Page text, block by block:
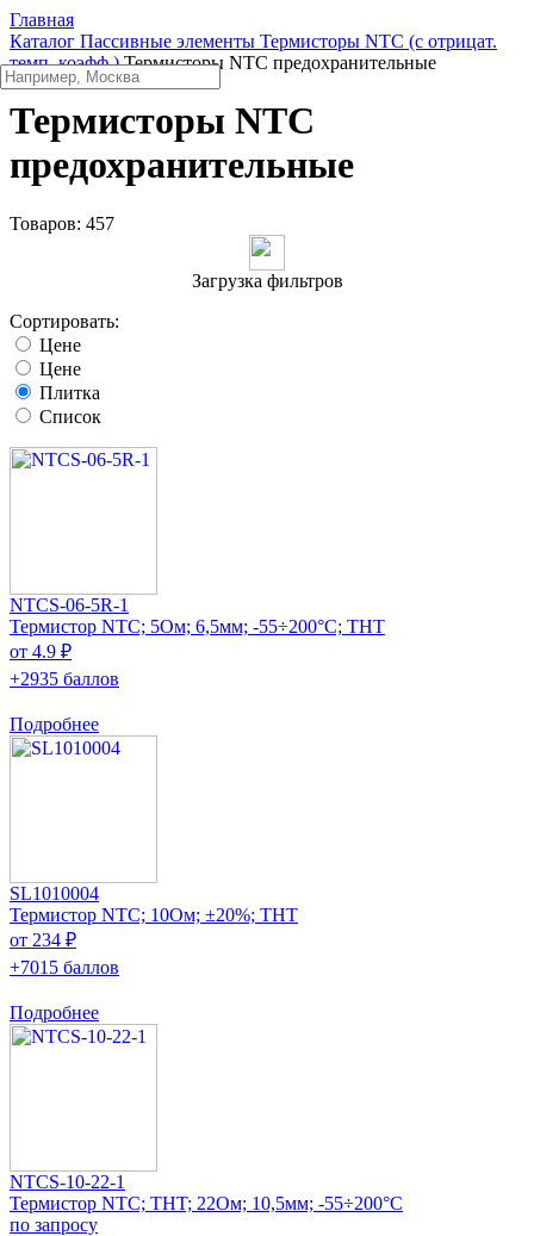
Главная
Каталог Пассивные элементы Термисторы NTC (с отрицат.
темп. коэфф.) Термисторы NTC предохранительные
Термисторы NTC
предохранительные
Товаров: 457
Загрузка фильтров
Сортировать:
Цене
Цене
Плитка
Список
NTCS-06-5R-1
Термистор NTC; 5Ом; 6,5мм; -55÷200°C; THT
от 4.9 ₽
+2935 баллов
Подробнее
SL1010004
Термистор NTC; 10Ом; ±20%; THT
от 234 ₽
+7015 баллов
Подробнее
NTCS-10-22-1
Термистор NTC; THT; 22Ом; 10,5мм; -55÷200°C
по запросу